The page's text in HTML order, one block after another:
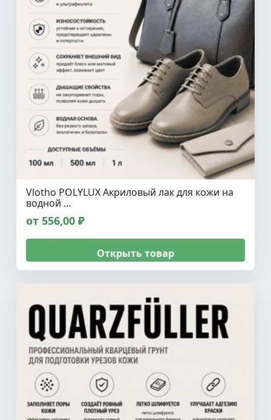
Vlotho POLYLUX Акриловый лак для кожи на
водной …
от 556,00 ₽
Открыть товар